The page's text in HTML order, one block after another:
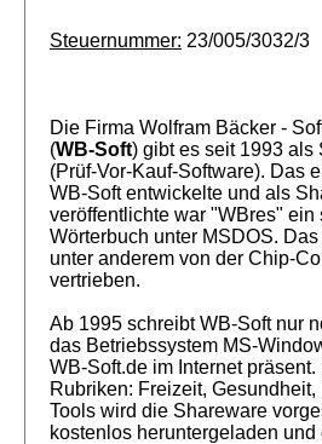
Steuernummer: 23/005/3032/3
Die Firma Wolfram Bäcker -
(WB-Soft) gibt es seit 1993 als
(Prüf-Vor-Kauf-Software). Das
WB-Soft entwickelte und als
veröffentlichte war "WBres"
Wörterbuch unter MSDOS.
unter anderem von der Chip-
vertrieben.
Ab 1995 schreibt WB-Soft nur
das Betriebssystem MS-
WB-Soft.de im Internet präsent.
Rubriken: Freizeit,
Tools wird die Shareware
kostenlos heruntergeladen und